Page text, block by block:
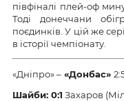
півфіналі плей-оф
Тоді донеччани
поєдинків. У цій же
в історії чемпіонату.
«Дніпро» – «Донбас»
Шайби: 0:1 Захаров